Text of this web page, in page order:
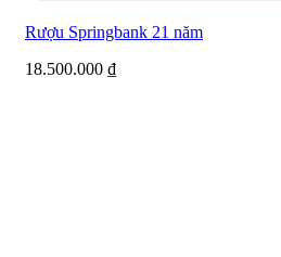
Rượu Springbank 21 năm
18.500.000 ₫